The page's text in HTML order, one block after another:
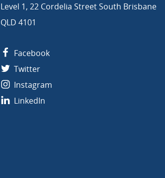
Level 1, 22 Cordelia Street South Brisbane
QLD 4101
Facebook
Twitter
Instagram
LinkedIn